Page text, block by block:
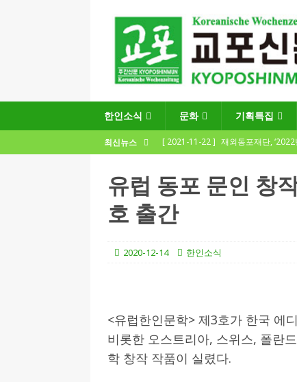
한인소식 문화 기획특집
최신뉴스 [ 2021-11-22 ] 재외동포재단,
[ 2021-09-24 ] 함부르크한인회
제57회 정기총회 공고 및 제30대 한
(12.14일 기준)
[ 2026-07-27 ] 튀빙겐대, ‘독일어권
[ 2026-07-20 ]
7.23 접수마감] 제
유럽 동포 문인 창
호 출간
2020-12-14 한인소식
<유럽한인문학> 제3호가 한국 에
비롯한 오스트리아, 스위스, 폴란
학 창작 작품이 실렸다.